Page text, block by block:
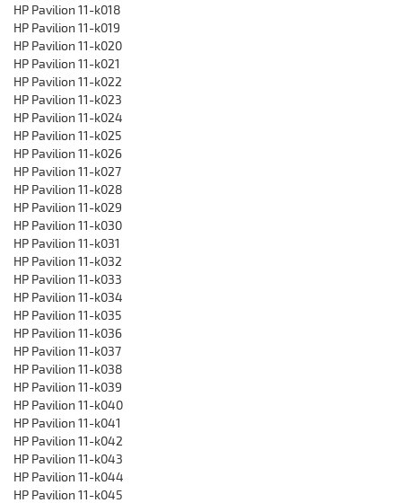
HP Pavilion 11-k018
HP Pavilion 11-k019
HP Pavilion 11-k020
HP Pavilion 11-k021
HP Pavilion 11-k022
HP Pavilion 11-k023
HP Pavilion 11-k024
HP Pavilion 11-k025
HP Pavilion 11-k026
HP Pavilion 11-k027
HP Pavilion 11-k028
HP Pavilion 11-k029
HP Pavilion 11-k030
HP Pavilion 11-k031
HP Pavilion 11-k032
HP Pavilion 11-k033
HP Pavilion 11-k034
HP Pavilion 11-k035
HP Pavilion 11-k036
HP Pavilion 11-k037
HP Pavilion 11-k038
HP Pavilion 11-k039
HP Pavilion 11-k040
HP Pavilion 11-k041
HP Pavilion 11-k042
HP Pavilion 11-k043
HP Pavilion 11-k044
HP Pavilion 11-k045